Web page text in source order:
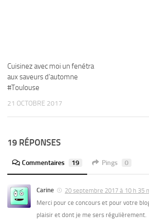
Cuisinez avec moi un fenétra
aux saveurs d’automne
#Toulouse
21 OCTOBRE 2017
19 RÉPONSES
Commentaires 19 Pings 0
Carine
20 septembre 2017 à 10 h 35
Merci pour ce concours et pour votre
plaisir et dont je me sers régulièrement.